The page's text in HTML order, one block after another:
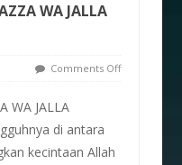
WA JALLA
Comments Off
WA JALLA
di antara
kecintaan Allah